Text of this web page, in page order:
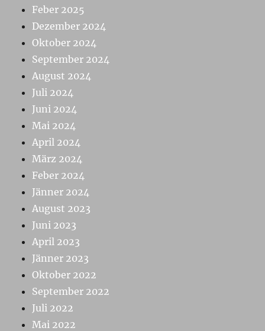
Feber 2025
Dezember 2024
Oktober 2024
September 2024
August 2024
Juli 2024
Juni 2024
Mai 2024
April 2024
März 2024
Feber 2024
Jänner 2024
August 2023
Juni 2023
April 2023
Jänner 2023
Oktober 2022
September 2022
Juli 2022
Mai 2022